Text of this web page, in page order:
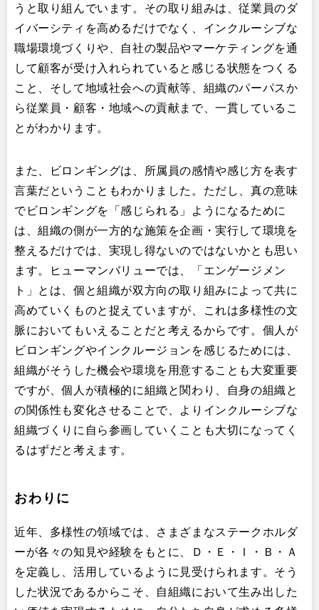
うと取り組んでいます。その取り組みは、従業員のダ
イバーシティを高めるだけでなく、インクルーシブな
職場環境づくりや、自社の製品やマーケティングを通
して顧客が受け入れられていると感じる状態をつくる
こと、そして地域社会への貢献等、組織のパーパスか
ら従業員・顧客・地域への貢献まで、一貫しているこ
とがわかります。
また、ビロンギングは、所属員の感情や感じ方を表す
言葉だということもわかりました。ただし、真の意味
でビロンギングを「感じられる」ようになるために
は、組織の側が一方的な施策を企画・実行して環境を
整えるだけでは、実現し得ないのではないかとも思い
ます。ヒューマンバリューでは、「エンゲージメン
ト」とは、個と組織が双方向の取り組みによって共に
高めていくものと捉えていますが、これは多様性の文
脈においてもいえることだと考えるからです。個人が
ビロンギングやインクルージョンを感じるためには、
組織がそうした機会や環境を用意することも大変重要
ですが、個人が積極的に組織と関わり、自身の組織と
の関係性も変化させることで、よりインクルーシブな
組織づくりに自ら参画していくことも大切になってく
るはずだと考えます。
おわりに
近年、多様性の領域では、さまざまなステークホルダ
ーが各々の知見や経験をもとに、Ｄ・Ｅ・Ｉ・Ｂ・Ａ
を定義し、活用しているように見受けられます。そう
した状況であるからこそ、自組織において生み出した